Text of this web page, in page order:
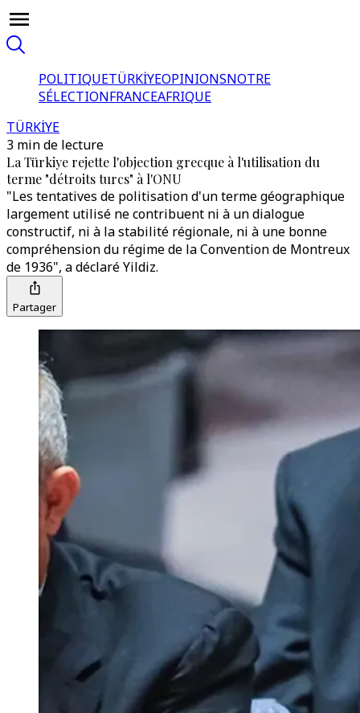
POLITIQUETÜRKİYEOPINIONSNOTRE
SÉLECTIONFRANCEAFRIQUE
TÜRKİYE
3 min de lecture
La Türkiye rejette l'objection grecque à l'utilisation du
terme "détroits turcs" à l'ONU
"Les tentatives de politisation d'un terme géographique
largement utilisé ne contribuent ni à un dialogue
constructif, ni à la stabilité régionale, ni à une bonne
compréhension du régime de la Convention de Montreux
de 1936", a déclaré Yildiz.
Partager